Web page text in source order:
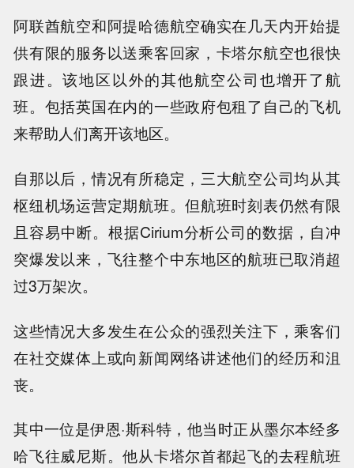
阿联酋航空和阿提哈德航空确实在几天内开始提
供有限的服务以送乘客回家，卡塔尔航空也很快
跟进。该地区以外的其他航空公司也增开了航
班。包括英国在内的一些政府包租了自己的飞机
来帮助人们离开该地区。
自那以后，情况有所稳定，三大航空公司均从其
枢纽机场运营定期航班。但航班时刻表仍然有限
且容易中断。根据Cirium分析公司的数据，自冲
突爆发以来，飞往整个中东地区的航班已取消超
过3万架次。
这些情况大多发生在公众的强烈关注下，乘客们
在社交媒体上或向新闻网络讲述他们的经历和沮
丧。
其中一位是伊恩·斯科特，他当时正从墨尔本经多
哈飞往威尼斯。他从卡塔尔首都起飞的去程航班